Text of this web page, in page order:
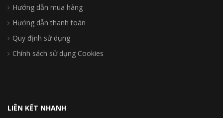
Hướng dẫn mua hàng
Hướng dẫn thanh toán
Quy định sử dụng
Chính sách sử dụng Cookies
LIÊN KẾT NHANH